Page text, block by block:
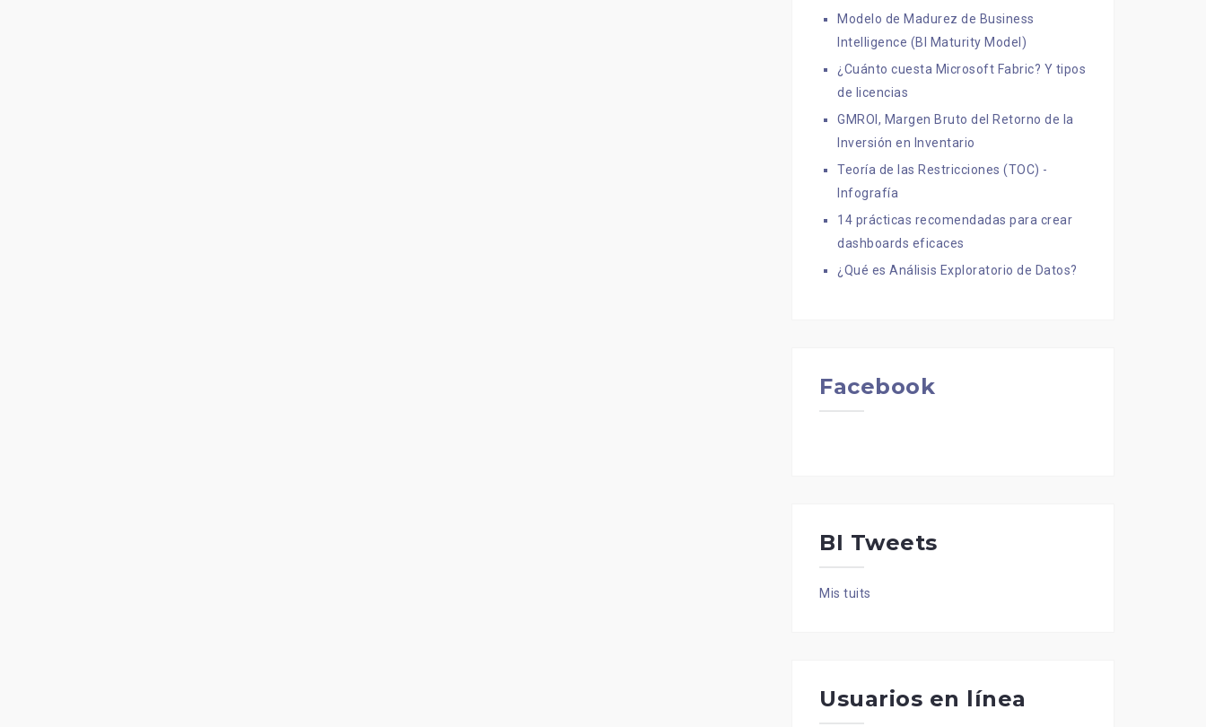
Modelo de Madurez de Business
Intelligence (BI Maturity Model)
¿Cuánto cuesta Microsoft Fabric? Y tipos
de licencias
GMROI, Margen Bruto del Retorno de la
Inversión en Inventario
Teoría de las Restricciones (TOC) -
Infografía
14 prácticas recomendadas para crear
dashboards eficaces
¿Qué es Análisis Exploratorio de Datos?
Facebook
BI Tweets
Mis tuits
Usuarios en línea